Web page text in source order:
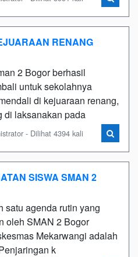
RENANG
2 Bogor berhasil
untuk sekolahnya
di kejuaraan renang,
di laksanakan pada
- Dilihat 4394 kali
SISWA SMAN 2
agenda rutin yang
oleh SMAN 2 Bogor
Mekarwangi adalah
k